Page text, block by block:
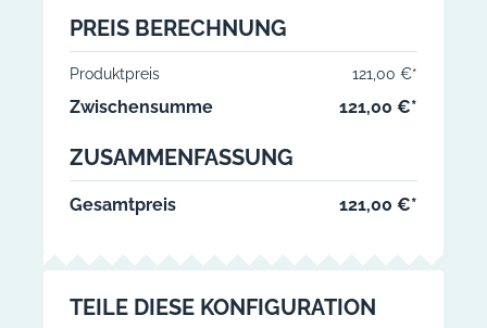
PREIS BERECHNUNG
Produktpreis 121,00 €*
Zwischensumme 121,00 €*
ZUSAMMENFASSUNG
Gesamtpreis 121,00 €*
TEILE DIESE KONFIGURATION